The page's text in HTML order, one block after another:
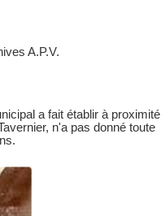
A.P.V.
a fait établir à proximité
n'a pas donné toute